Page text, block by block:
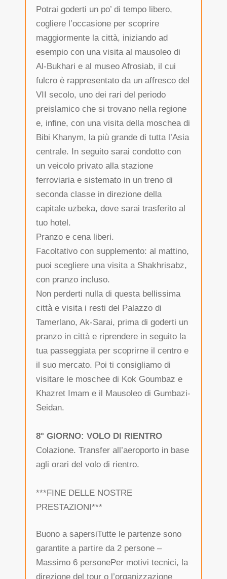
Potrai goderti un po’ di tempo libero,
cogliere l’occasione per scoprire
maggiormente la città, iniziando ad
esempio con una visita al mausoleo di
Al-Bukhari e al museo Afrosiab, il cui
fulcro è rappresentato da un affresco del
VII secolo, uno dei rari del periodo
preislamico che si trovano nella regione
e, infine, con una visita della moschea di
Bibi Khanym, la più grande di tutta l’Asia
centrale. In seguito sarai condotto con
un veicolo privato alla stazione
ferroviaria e sistemato in un treno di
seconda classe in direzione della
capitale uzbeka, dove sarai trasferito al
tuo hotel.
Pranzo e cena liberi.
Facoltativo con supplemento: al mattino,
puoi scegliere una visita a Shakhrisabz,
con pranzo incluso.
Non perderti nulla di questa bellissima
città e visita i resti del Palazzo di
Tamerlano, Ak-Sarai, prima di goderti un
pranzo in città e riprendere in seguito la
tua passeggiata per scoprirne il centro e
il suo mercato. Poi ti consigliamo di
visitare le moschee di Kok Goumbaz e
Khazret Imam e il Mausoleo di Gumbazi-
Seidan.
8° GIORNO: VOLO DI RIENTRO
Colazione. Transfer all’aeroporto in base
agli orari del volo di rientro.
***FINE DELLE NOSTRE
PRESTAZIONI***
Buono a sapersiTutte le partenze sono
garantite a partire da 2 persone –
Massimo 6 personePer motivi tecnici, la
direzione del tour o l’organizzazione